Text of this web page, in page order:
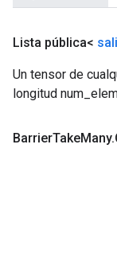
Lista pública<
Un tensor de
longitud
BarrierTakeMany.